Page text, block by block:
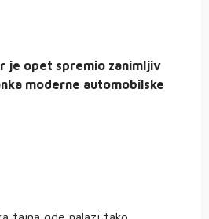
je opet spremio zanimljiv
moderne automobilske